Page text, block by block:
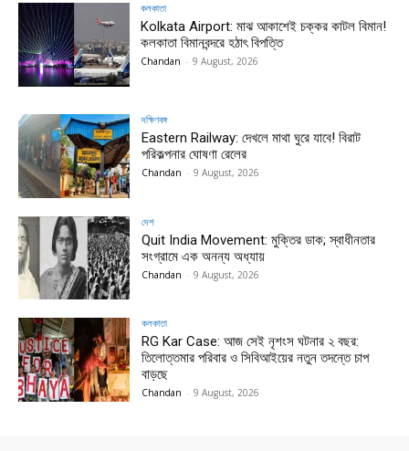
কলকাতা
Kolkata Airport: মাঝ আকাশেই চক্কর কাটল বিমান!
কলকাতা বিমানবন্দরে হঠাৎ বিপত্তি
Chandan - 9 August, 2026
দক্ষিণবঙ্গ
Eastern Railway: দেখলে মাথা ঘুরে যাবে! বিরাট
পরিকল্পনার ঘোষণা রেলের
Chandan - 9 August, 2026
দেশ
Quit India Movement: মুক্তির ডাক; স্বাধীনতার
সংগ্রামে এক অনন্য অধ্যায়
Chandan - 9 August, 2026
কলকাতা
RG Kar Case: আজ সেই নৃশংস ঘটনার ২ বছর:
তিলোত্তমার পরিবার ও সিবিআইয়ের নতুন তদন্তে চাপ
বাড়ছে
Chandan - 9 August, 2026